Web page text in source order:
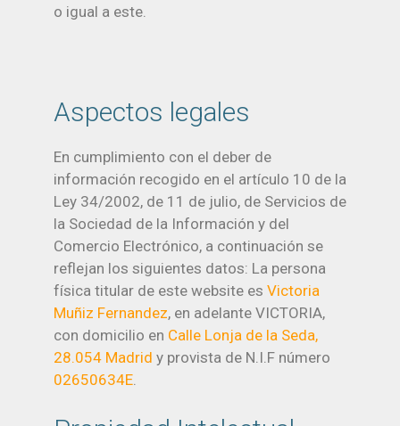
o igual a este.
Aspectos legales
En cumplimiento con el deber de
información recogido en el artículo 10 de la
Ley 34/2002, de 11 de julio, de Servicios de
la Sociedad de la Información y del
Comercio Electrónico, a continuación se
reflejan los siguientes datos: La persona
física titular de este website es Victoria
Muñiz Fernandez, en adelante VICTORIA,
con domicilio en Calle Lonja de la Seda,
28.054 Madrid y provista de N.I.F número
02650634E